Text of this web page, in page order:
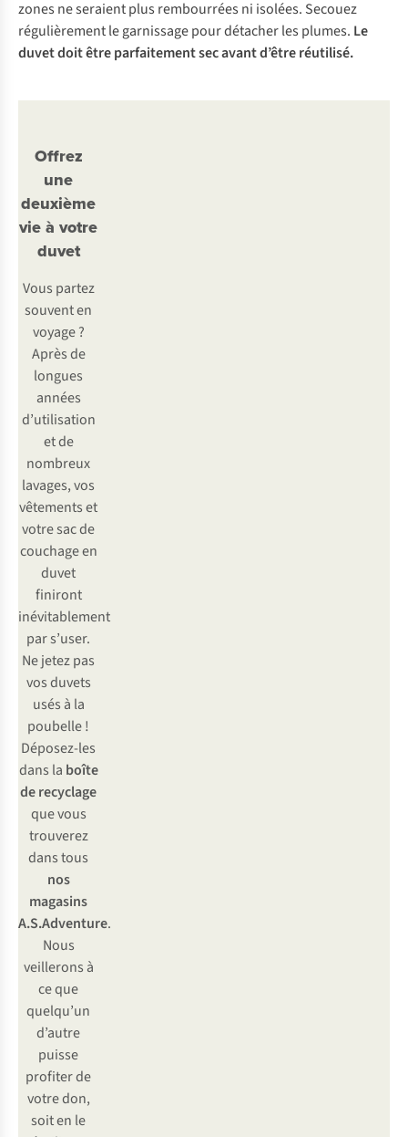
zones ne seraient plus rembourrées ni isolées. Secouez
régulièrement le garnissage pour détacher les plumes. Le
duvet doit être parfaitement sec avant d’être réutilisé.
Offrez
une
deuxième
vie à votre
duvet
Vous partez
souvent en
voyage ?
Après de
longues
années
d’utilisation
et de
nombreux
lavages, vos
vêtements et
votre sac de
couchage en
duvet
finiront
inévitablement
par s’user.
Ne jetez pas
vos duvets
usés à la
poubelle !
Déposez-les
dans la boîte
de recyclage
que vous
trouverez
dans tous
nos
magasins
A.S.Adventure.
Nous
veillerons à
ce que
quelqu’un
d’autre
puisse
profiter de
votre don,
soit en le